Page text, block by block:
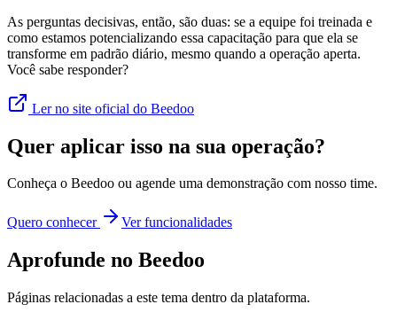
As perguntas decisivas, então, são duas: se a equipe foi treinada e
como estamos potencializando essa capacitação para que ela se
transforme em padrão diário, mesmo quando a operação aperta.
Você sabe responder?
Ler no site oficial do Beedoo
Quer aplicar isso na sua operação?
Conheça o Beedoo ou agende uma demonstração com nosso time.
Quero conhecer Ver funcionalidades
Aprofunde no Beedoo
Páginas relacionadas a este tema dentro da plataforma.